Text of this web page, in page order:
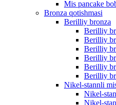
Mis pancake
Bronza qotishmasi
Berilliy bronza
Berilliy
Berilliy
Berilliy
Berilliy
Berilliy
Berilliy
Nikel-stannli
Nikel-
Nikel-